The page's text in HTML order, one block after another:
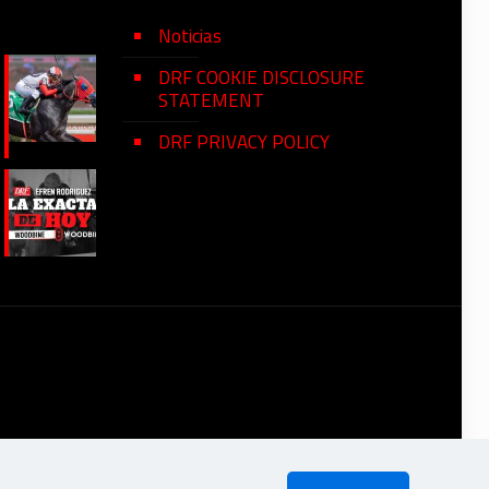
Noticias
DRF COOKIE DISCLOSURE
STATEMENT
DRF PRIVACY POLICY